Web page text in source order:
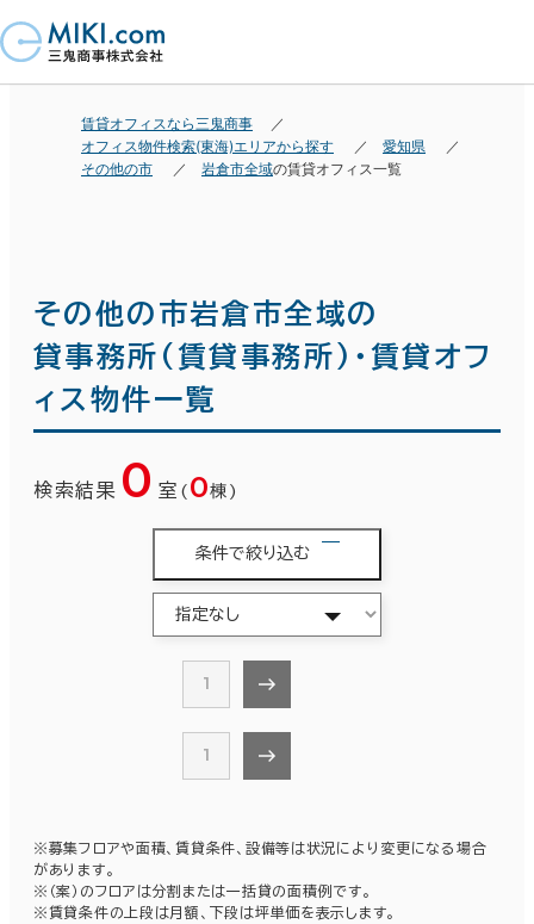
賃貸オフィスなら三鬼商事
オフィス物件検索(東海)エリアから探す
愛知県
その他の市
岩倉市全域の賃貸オフィス一覧
その他の市岩倉市全域の
貸事務所(賃貸事務所)・賃貸オフ
ィス物件一覧
検索結果 0 室 ( 0棟)
条件で絞り込む
1
1
※募集フロアや面積、賃貸条件、設備等は状況により変更になる場合
があります。
※（案）のフロアは分割または一括貸の面積例です。
※賃貸条件の上段は月額、下段は坪単価を表示します。